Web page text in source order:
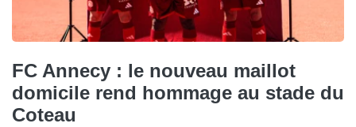
FC Annecy : le nouveau maillot
domicile rend hommage au stade du
Coteau